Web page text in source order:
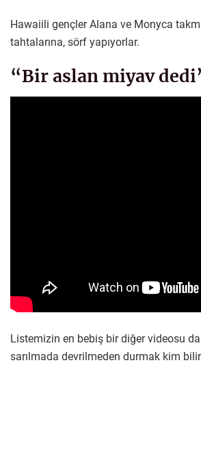
Hawaiili gençler Alana ve Monyca
tahtalarına, sörf yapıyorlar.
“Bir aslan miyav
Listemizin en bebiş bir diğer videosu
sarılmada devrilmeden durmak kim